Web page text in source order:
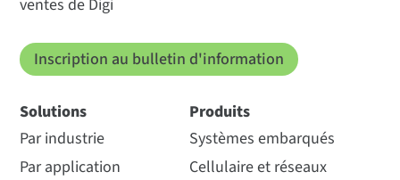
ventes de Digi
Inscription au bulletin d'information
Solutions
Par industrie
Par application
Produits
Systèmes embarqués
Cellulaire et réseaux